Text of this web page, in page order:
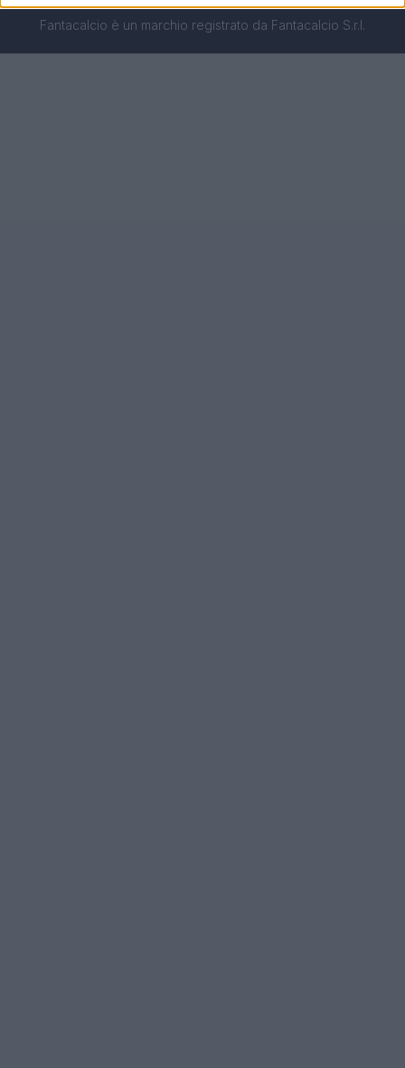
Fantacalcio è un marchio registrato da Fantacalcio S.r.l.